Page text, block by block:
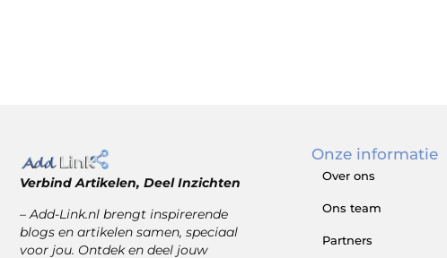
Verbind Artikelen, Deel Inzichten
– Add-Link.nl brengt inspirerende
blogs en artikelen samen, speciaal
voor jou. Ontdek en deel jouw
Onze informatie
Over ons
Ons team
Partners